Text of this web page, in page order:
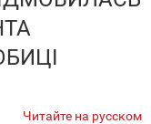
Читайте на русском